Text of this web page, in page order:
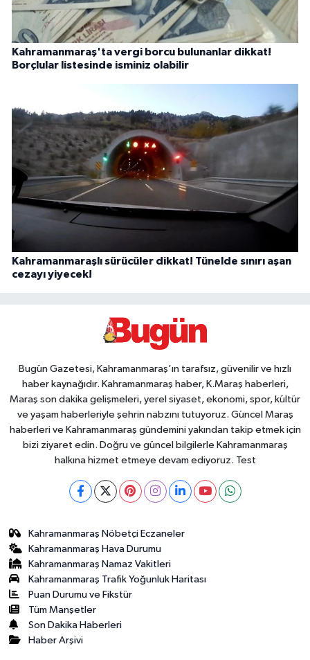
Kahramanmaraş'ta vergi borcu bulunanlar dikkat!
Borçlular listesinde isminiz olabilir
Kahramanmaraşlı sürücüler dikkat! Tünelde sınırı aşan
cezayı yiyecek!
Bugün Gazetesi, Kahramanmaraş’ın tarafsız, güvenilir ve hızlı
haber kaynağıdır. Kahramanmaraş haber, K.Maraş haberleri,
Maraş son dakika gelişmeleri, yerel siyaset, ekonomi, spor, kültür
ve yaşam haberleriyle şehrin nabzını tutuyoruz. Güncel Maraş
haberleri ve Kahramanmaraş gündemini yakından takip etmek için
bizi ziyaret edin. Doğru ve güncel bilgilerle Kahramanmaraş
halkına hizmet etmeye devam ediyoruz. Test
Kahramanmaraş Nöbetçi Eczaneler
Kahramanmaraş Hava Durumu
Kahramanmaraş Namaz Vakitleri
Kahramanmaraş Trafik Yoğunluk Haritası
Puan Durumu ve Fikstür
Tüm Manşetler
Son Dakika Haberleri
Haber Arşivi